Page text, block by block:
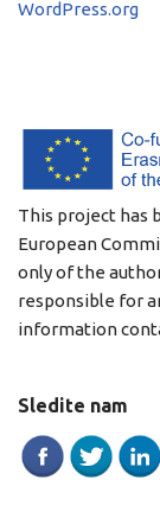
WordPress.org
This project has
European
only of the
responsible for
information
Sledite nam